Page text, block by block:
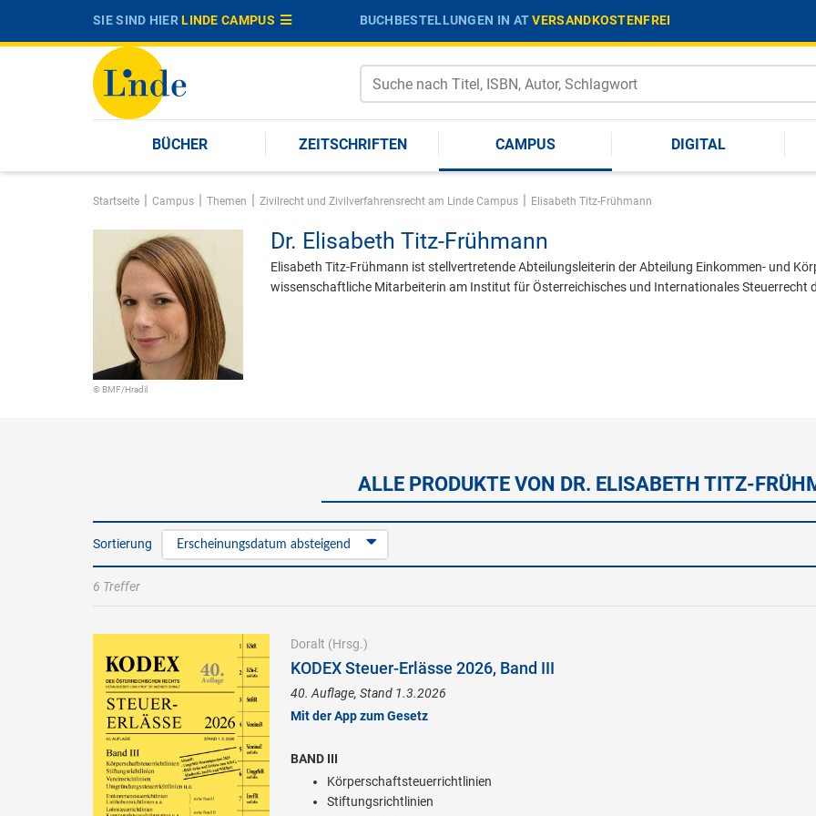
SIE SIND HIERLINDE CAMPUS BUCHBESTELLUNGEN IN ATVERSANDKOSTENFREI
BÜCHER ZEITSCHRIFTEN CAMPUS DIGITAL
Startseite | Campus | Themen | Zivilrecht und Zivilverfahrensrecht am Linde Campus | Elisabeth Titz-Frühmann
© BMF/Hradil
Dr. Elisabeth Titz-Frühmann
Elisabeth Titz-Frühmann ist stellvertretende Abteilungsleiterin der Abteilung Einkommen- und
wissenschaftliche Mitarbeiterin am Institut für Österreichisches und Internationales Steuerrecht
ALLE PRODUKTE VON DR. ELISABETH TITZ-
Sortierung Erscheinungsdatum absteigend
6 Treffer
Doralt (Hrsg.)
KODEX Steuer-Erlässe 2026, Band III
40. Auflage, Stand 1.3.2026
Mit der App zum Gesetz
BAND III
Körperschaftsteuerrichtlinien
Stiftungsrichtlinien